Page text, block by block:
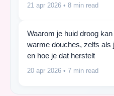
21 apr 2026 • 8 min read
Waarom je huid droog
warme douches, zelfs als
en hoe je dat herstelt
20 apr 2026 • 7 min read